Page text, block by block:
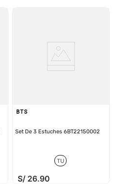
BTS
Set De 3 Estuches 6BT22150002
TU
S/ 26.90